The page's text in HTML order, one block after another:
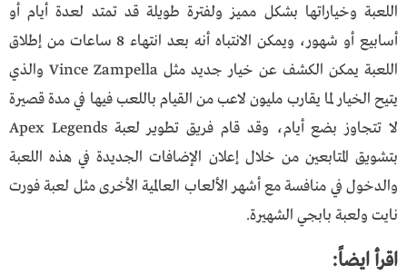
اللعبة وخياراتها بشكل مميز ولفترة طويلة قد تمتد لعدة أيام أو
أسابيع أو شهور، ويمكن الانتباه أنه بعد انتهاء 8 ساعات من إطلاق
اللعبة يمكن الكشف عن خيار جديد مثل Vince Zampella والذي
يتيح الخيار لما يقارب مليون لاعب من القيام باللعب فيها في مدة قصيرة
لا تتجاوز بضع أيام، وقد قام فريق تطوير لعبة Apex Legends
بتشويق المتابعين من خلال إعلان الإضافات الجديدة في هذه اللعبة
والدخول في منافسة مع أشهر الألعاب العالمية الأخرى مثل لعبة فورت
نايت ولعبة بابجي الشهيرة.
اقرأ ايضاً: